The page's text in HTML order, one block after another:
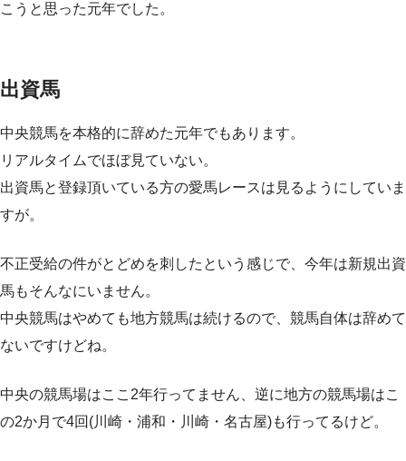
こうと思った元年でした。
出資馬
中央競馬を本格的に辞めた元年でもあります。
リアルタイムでほぼ見ていない。
出資馬と登録頂いている方の愛馬レースは見るようにしていま
すが。
不正受給の件がとどめを刺したという感じで、今年は新規出資
馬もそんなにいません。
中央競馬はやめても地方競馬は続けるので、競馬自体は辞めて
ないですけどね。
中央の競馬場はここ2年行ってません、逆に地方の競馬場はこ
の2か月で4回(川崎・浦和・川崎・名古屋)も行ってるけど。